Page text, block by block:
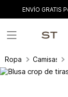
ENVÍO
Ropa Camisas y